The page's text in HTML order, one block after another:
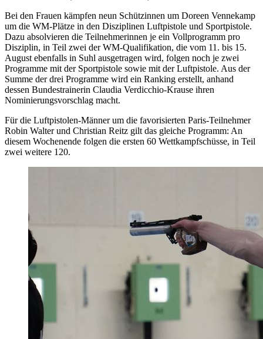
Bei den Frauen kämpfen neun Schützinnen um Doreen Vennekamp
um die WM-Plätze in den Disziplinen Luftpistole und Sportpistole.
Dazu absolvieren die Teilnehmerinnen je ein Vollprogramm pro
Disziplin, in Teil zwei der WM-Qualifikation, die vom 11. bis 15.
August ebenfalls in Suhl ausgetragen wird, folgen noch je zwei
Programme mit der Sportpistole sowie mit der Luftpistole. Aus der
Summe der drei Programme wird ein Ranking erstellt, anhand
dessen Bundestrainerin Claudia Verdicchio-Krause ihren
Nominierungsvorschlag macht.
Für die Luftpistolen-Männer um die favorisierten Paris-Teilnehmer
Robin Walter und Christian Reitz gilt das gleiche Programm: An
diesem Wochenende folgen die ersten 60 Wettkampfschüsse, in Teil
zwei weitere 120.